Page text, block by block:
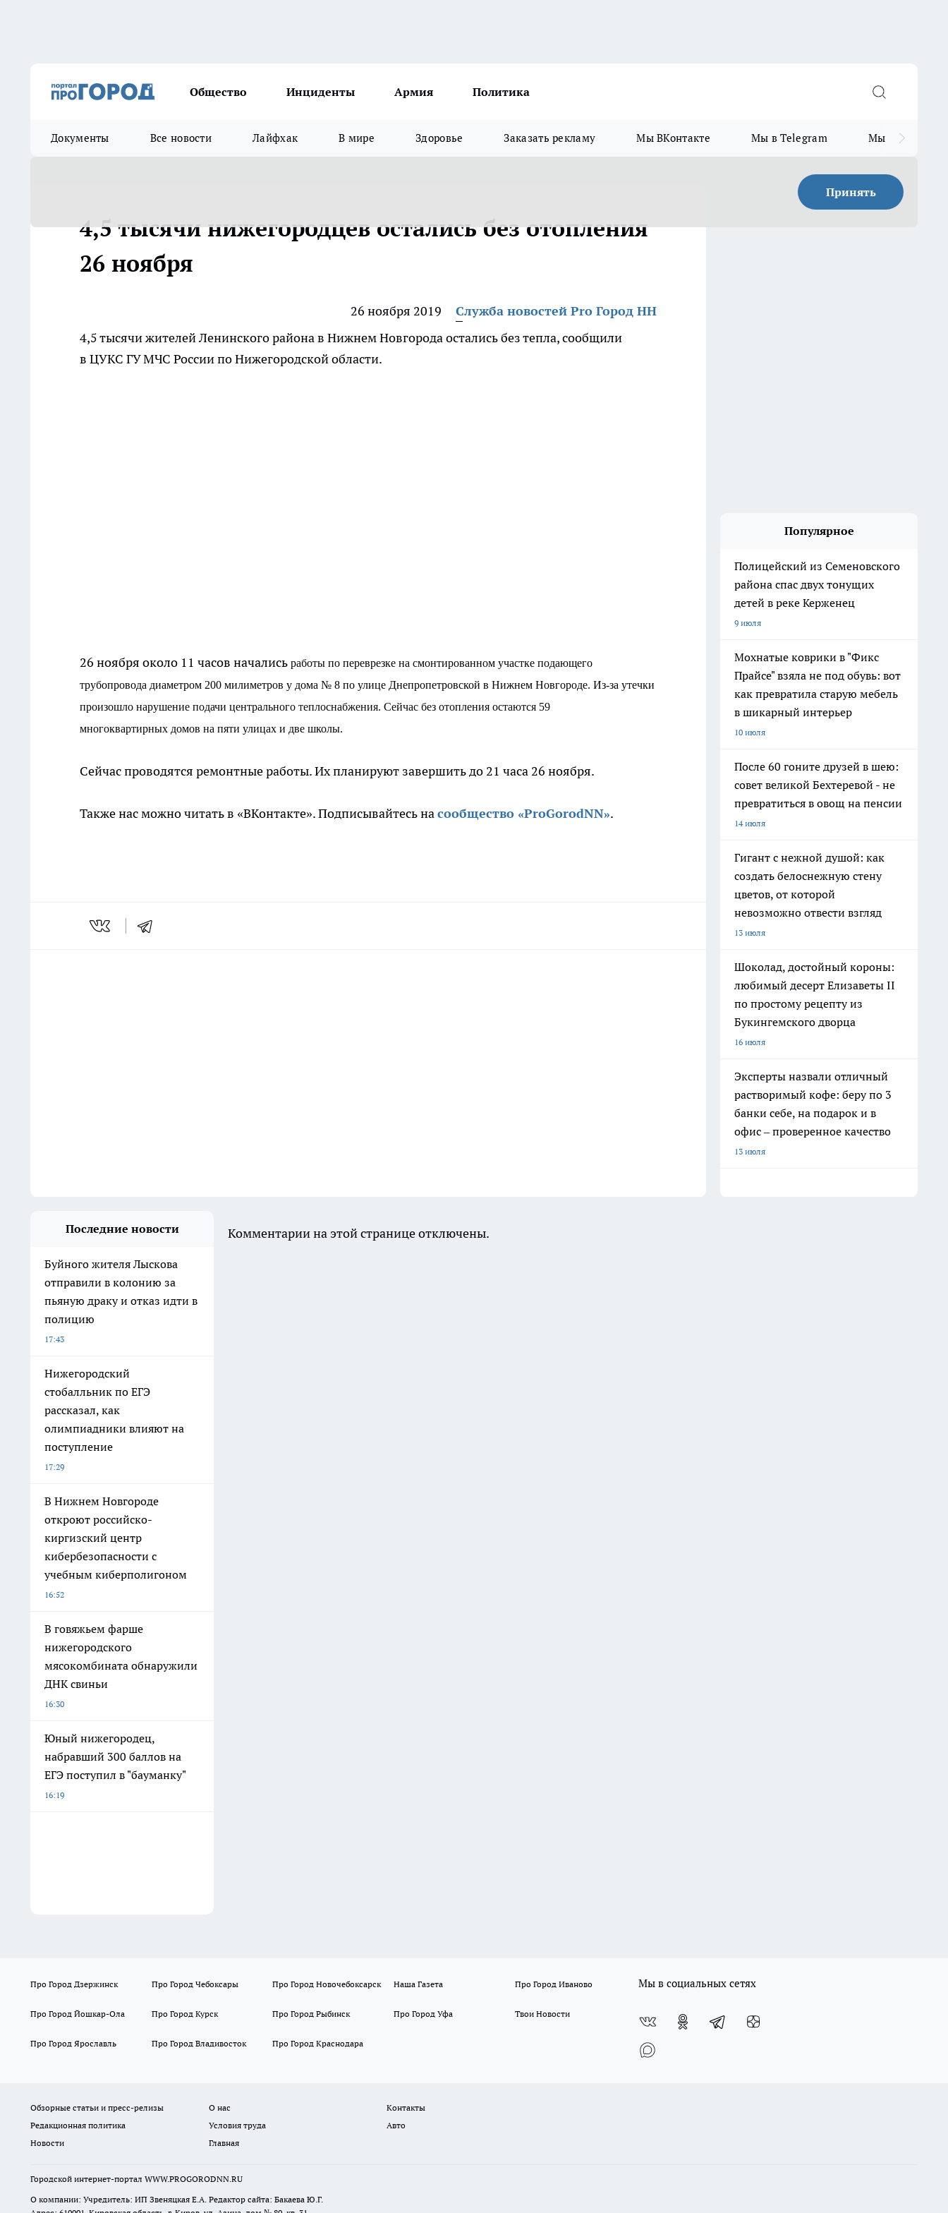
Общество Инциденты Армия Политика
Документы Все новости Лайфхак В мире Здоровье Заказать рекламу Мы ВКонтакте Мы в Telegram Мы в MAX
Принять
4,5 тысячи нижегородцев остались без отопления
26 ноября
26 ноября 2019
Служба новостей Pro Город НН
4,5 тысячи жителей Ленинского района в Нижнем Новгорода остались без тепла, сообщили
в ЦУКС ГУ МЧС России по Нижегородской области.
26 ноября около 11 часов начались работы по переврезке на смонтированном участке подающего
трубопровода диаметром 200 милиметров у дома № 8 по улице Днепропетровской в Нижнем Новгороде. Из-за утечки
произошло нарушение подачи центрального теплоснабжения. Сейчас без отопления остаются 59
многоквартирных домов на пяти улицах и две школы.
Сейчас проводятся ремонтные работы. Их планируют завершить до 21 часа 26 ноября.
Также нас можно читать в «ВКонтакте». Подписывайтесь насообщество «ProGorodNN».
Популярное
Полицейский из Семеновского
района спас двух тонущих
детей в реке Керженец
9 июля
Мохнатые коврики в "Фикс
Прайсе" взяла не под обувь: вот
как превратила старую мебель
в шикарный интерьер
10 июля
После 60 гоните друзей в шею:
совет великой Бехтеревой - не
превратиться в овощ на пенсии
14 июля
Гигант с нежной душой: как
создать белоснежную стену
цветов, от которой
невозможно отвести взгляд
13 июля
Шоколад, достойный короны:
любимый десерт Елизаветы II
по простому рецепту из
Букингемского дворца
16 июля
Эксперты назвали отличный
растворимый кофе: беру по 3
банки себе, на подарок и в
офис – проверенное качество
13 июля
Последние новости
Буйного жителя Лыскова
отправили в колонию за
пьяную драку и отказ идти в
полицию
17:43
Нижегородский
стобалльник по ЕГЭ
рассказал, как
олимпиадники влияют на
поступление
17:29
В Нижнем Новгороде
откроют российско-
киргизский центр
кибербезопасности с
учебным киберполигоном
16:52
В говяжьем фарше
нижегородского
мясокомбината обнаружили
ДНК свиньи
16:30
Юный нижегородец,
набравший 300 баллов на
ЕГЭ поступил в "бауманку"
16:19
Комментарии на этой странице отключены.
Про Город Дзержинск Про Город Чебоксары Про Город Новочебоксарск Наша Газета Про Город Иваново
Про Город Йошкар-Ола Про Город Курск Про Город Рыбинск Про Город Уфа Твои Новости
Про Город Ярославль Про Город Владивосток Про Город Краснодара
Мы в социальных сетях
Обзорные статьи и пресс-релизы О нас
Контакты
Редакционная политика
Условия труда
Авто
Новости
Главная
Городской интернет-портал WWW.PROGORODNN.RU
О компании: Учредитель: ИП Звеняцкая Е.А. Редактор сайта: Бакаева Ю.Г.